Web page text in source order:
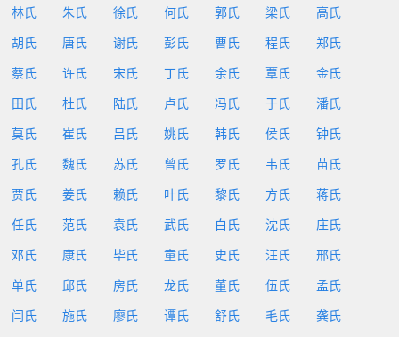
林氏 朱氏 徐氏 何氏 郭氏 梁氏 高氏
胡氏 唐氏 谢氏 彭氏 曹氏 程氏 郑氏
蔡氏 许氏 宋氏 丁氏 余氏 覃氏 金氏
田氏 杜氏 陆氏 卢氏 冯氏 于氏 潘氏
莫氏 崔氏 吕氏 姚氏 韩氏 侯氏 钟氏
孔氏 魏氏 苏氏 曾氏 罗氏 韦氏 苗氏
贾氏 姜氏 赖氏 叶氏 黎氏 方氏 蒋氏
任氏 范氏 袁氏 武氏 白氏 沈氏 庄氏
邓氏 康氏 毕氏 童氏 史氏 汪氏 邢氏
单氏 邱氏 房氏 龙氏 董氏 伍氏 孟氏
闫氏 施氏 廖氏 谭氏 舒氏 毛氏 龚氏